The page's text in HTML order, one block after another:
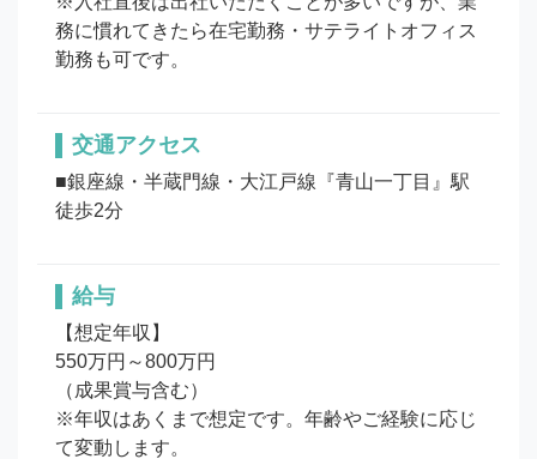
務に慣れてきたら在宅勤務・サテライトオフィス
勤務も可です。
交通アクセス
■銀座線・半蔵門線・大江戸線『青山一丁目』駅
徒歩2分
給与
【想定年収】
550万円～800万円
（成果賞与含む）
※年収はあくまで想定です。年齢やご経験に応じ
て変動します。